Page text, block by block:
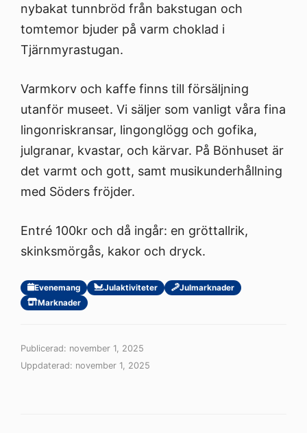
nybakat tunnbröd från bakstugan och
tomtemor bjuder på varm choklad i
Tjärnmyrastugan.
Varmkorv och kaffe finns till försäljning
utanför museet. Vi säljer som vanligt våra fina
lingonriskransar, lingonglögg och gofika,
julgranar, kvastar, och kärvar. På Bönhuset är
det varmt och gott, samt musikunderhållning
med Söders fröjder.
Entré 100kr och då ingår: en gröttallrik,
skinksmörgås, kakor och dryck.
Evenemang Julaktiviteter
Julmarknader
Marknader
Publicerad: november 1, 2025
Uppdaterad: november 1, 2025